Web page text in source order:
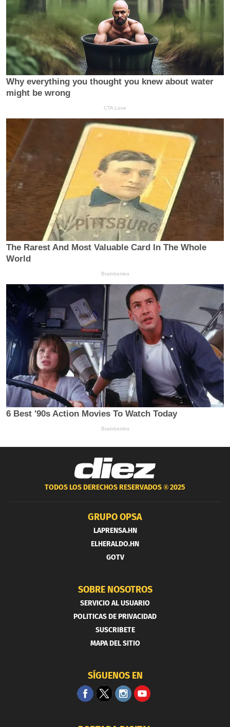
TODOS LOS DERECHOS RESERVADOS ®2025
GRUPO OPSA
LAPRENSA.HN
ELHERALDO.HN
GOTV
SOBRE NOSOTROS
SERVICIO AL USUARIO
POLITICAS DE PRIVACIDAD
SUSCRIBETE
MAPA DEL SITIO
SÍGUENOS EN